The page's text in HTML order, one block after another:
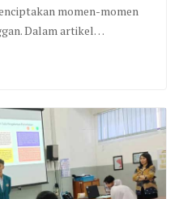
momen-momen
Dalam artikel…